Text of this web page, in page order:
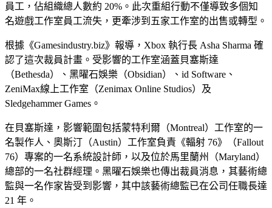
員工，佔組織總人數約 20%。此次重組行動不僅導致多個知
名遊戲工作室員工流失，更牽涉到五家工作室的出售或轉型。
根據《Gamesindustry.biz》報導，Xbox 執行長 Asha Sharma 確
認了這次裁員計畫。受影響的工作室涵蓋貝塞斯達
（Bethesda）、黑曜石娛樂（Obsidian）、id Software、
ZeniMax線上工作室（Zenimax Online Studios）及
Sledgehammer Games。
在貝塞斯達，影響範圍包括蒙特利爾（Montreal）工作室的一
名製作人、奧斯汀（Austin）工作室負責《輻射 76》（Fallout
76）專案的一名系統設計師，以及位於馬里蘭州（Maryland）
總部的一名社群經理。黑曜石娛樂也傳出裁員消息，其藝術總
監與一名作家皆受到影響，其中該藝術總監已在公司任職長達
21 年。